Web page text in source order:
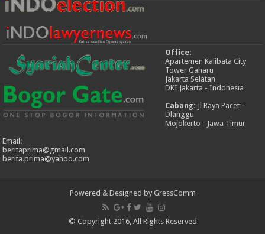
Office:
Apartemen Kalibata City
Tower Gaharu
Jakarta Selatan
DKI Jakarta - Indonesia
Cabang: Jl Raya Pacet -
Dlanggu
Mojokerto - Jawa Timur
Email:
beritaprima@gmail.com
berita.prima@yahoo.com
Powered & Designed by GressComm
© Copyright 2016, All Rights Reserved